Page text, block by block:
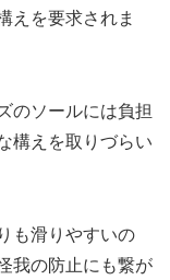
えを要求されま
のソールには負担
構えを取りづらい
も滑りやすいの
我の防止にも繋が